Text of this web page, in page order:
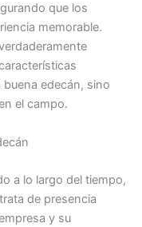
que los
memorable.
edecán, sino
el campo.
a lo largo del tiempo,
de presencia
y su